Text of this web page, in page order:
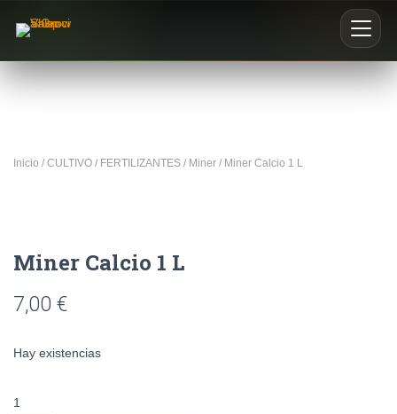
Inicio / CULTIVO / FERTILIZANTES / Miner / Miner Calcio 1 L
Miner Calcio 1 L
7,00 €
Hay existencias